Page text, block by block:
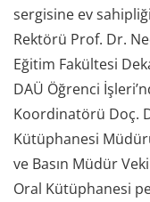
sergisine ev sahipliği
Rektörü Prof. Dr.
Eğitim Fakültesi
DAÜ Öğrenci
Koordinatörü Doç.
Kütüphanesi
ve Basın Müdür
Oral Kütüphanesi